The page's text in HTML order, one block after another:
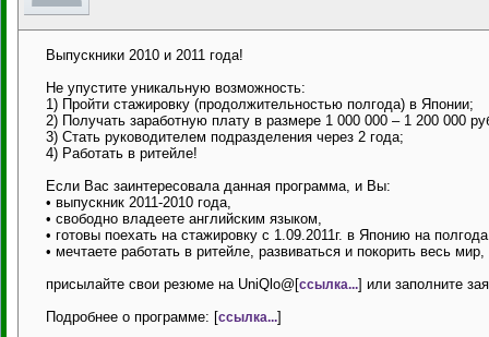
Выпускники 2010 и 2011 года!
Не упустите уникальную возможность:
1) Пройти стажировку (продолжительностью полгода) в Японии;
2) Получать заработную плату в размере 1 000 000 – 1 200 000
3) Стать руководителем подразделения через 2 года;
4) Работать в ритейле!
Если Вас заинтересовала данная программа, и Вы:
• выпускник 2011-2010 года,
• свободно владеете английским языком,
• готовы поехать на стажировку с 1.09.2011г. в Японию на
• мечтаете работать в ритейле, развиваться и покорить весь мир,
присылайте свои резюме на UniQlo@[ссылка...] или заполните
Подробнее о программе: [ссылка...]